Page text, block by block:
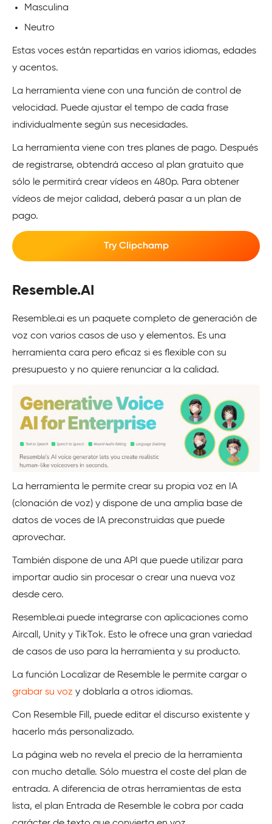
Masculina
Neutro
Estas voces están repartidas en varios idiomas, edades
y acentos.
La herramienta viene con una función de control de
velocidad. Puede ajustar el tempo de cada frase
individualmente según sus necesidades.
La herramienta viene con tres planes de pago. Después
de registrarse, obtendrá acceso al plan gratuito que
sólo le permitirá crear vídeos en 480p. Para obtener
vídeos de mejor calidad, deberá pasar a un plan de
pago.
Try Clipchamp
Resemble.AI
Resemble.ai es un paquete completo de generación de
voz con varios casos de uso y elementos. Es una
herramienta cara pero eficaz si es flexible con su
presupuesto y no quiere renunciar a la calidad.
La herramienta le permite crear su propia voz en IA
(clonación de voz) y dispone de una amplia base de
datos de voces de IA preconstruidas que puede
aprovechar.
También dispone de una API que puede utilizar para
importar audio sin procesar o crear una nueva voz
desde cero.
Resemble.ai puede integrarse con aplicaciones como
Aircall, Unity y TikTok. Esto le ofrece una gran variedad
de casos de uso para la herramienta y su producto.
La función Localizar de Resemble le permite cargar o
grabar su voz y doblarla a otros idiomas.
Con Resemble Fill, puede editar el discurso existente y
hacerlo más personalizado.
La página web no revela el precio de la herramienta
con mucho detalle. Sólo muestra el coste del plan de
entrada. A diferencia de otras herramientas de esta
lista, el plan Entrada de Resemble le cobra por cada